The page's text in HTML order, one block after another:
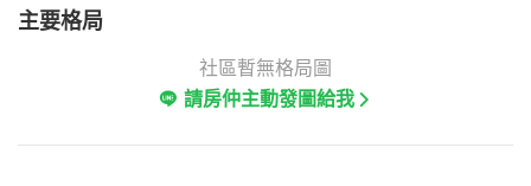
主要格局
社區暫無格局圖
請房仲主動發圖給我